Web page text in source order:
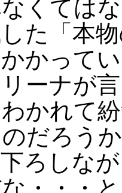
くては
た「本
かって
ーナが
かれて
だろう
ろしな